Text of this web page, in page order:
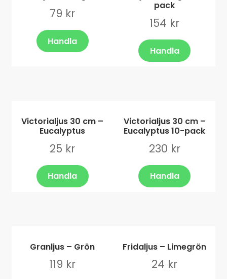
79 kr
Handla
pack
154 kr
Handla
Victorialjus 30 cm –
Eucalyptus
25 kr
Handla
Victorialjus 30 cm –
Eucalyptus 10-pack
230 kr
Handla
Granljus – Grön
119 kr
Fridaljus – Limegrön
24 kr